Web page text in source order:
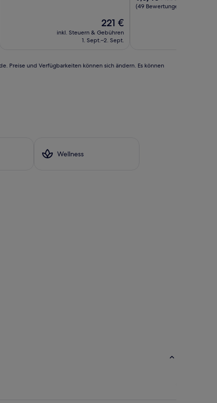
Der
Preis
beträgt
221 €
inkl. Steuern & Gebühren
1. Sept.–2. Sept.
von
(49 Bewertungen)
Preise und Verfügbarkeiten können sich ändern. Es können
Wellness